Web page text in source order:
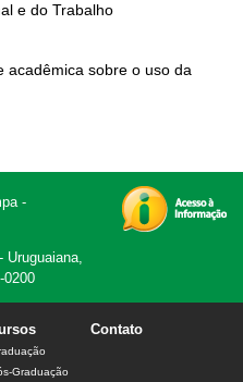
e do Trabalho
acadêmica sobre o uso da
-
Uruguaiana,
0200
Graduação
Contato